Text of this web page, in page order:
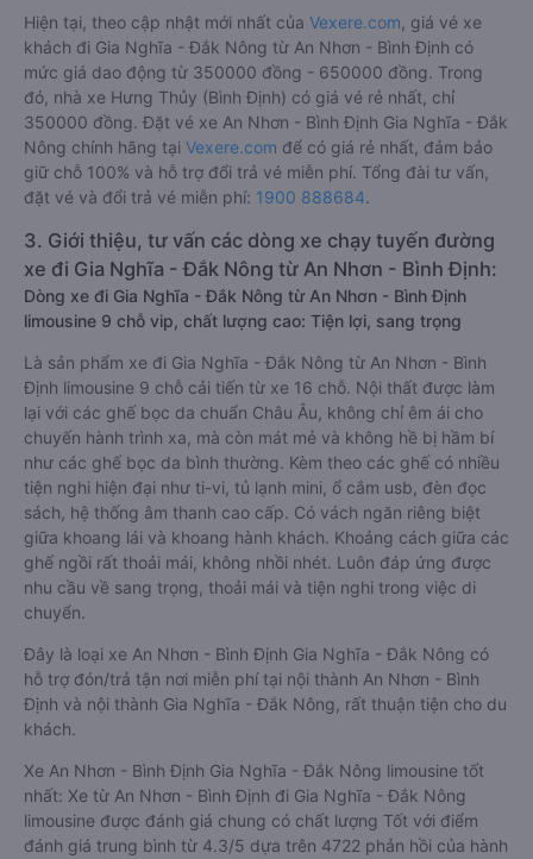
Hiện tại, theo cập nhật mới nhất của Vexere.com , giá vé xe
khách đi Gia Nghĩa - Đắk Nông từ An Nhơn - Bình Định có
mức giá dao động từ 350000 đồng - 650000 đồng. Trong
đó, nhà xe Hưng Thủy (Bình Định) có giá vé rẻ nhất, chỉ
350000 đồng. Đặt vé xe An Nhơn - Bình Định Gia Nghĩa - Đắk
Nông chính hãng tại Vexere.com để có giá rẻ nhất, đảm bảo
giữ chỗ 100% và hỗ trợ đổi trả vé miễn phí. Tổng đài tư vấn,
đặt vé và đổi trả vé miễn phí: 1900 888684.
3. Giới thiệu, tư vấn các dòng xe chạy tuyến đường
xe đi Gia Nghĩa - Đắk Nông từ An Nhơn - Bình Định:
Dòng xe đi Gia Nghĩa - Đắk Nông từ An Nhơn - Bình Định
limousine 9 chỗ vip, chất lượng cao: Tiện lợi, sang trọng
Là sản phẩm xe đi Gia Nghĩa - Đắk Nông từ An Nhơn - Bình
Định limousine 9 chỗ cải tiến từ xe 16 chỗ. Nội thất được làm
lại với các ghế bọc da chuẩn Châu Âu, không chỉ êm ái cho
chuyến hành trình xa, mà còn mát mẻ và không hề bị hầm bí
như các ghế bọc da bình thường. Kèm theo các ghế có nhiều
tiện nghi hiện đại như ti-vi, tủ lạnh mini, ổ cắm usb, đèn đọc
sách, hệ thống âm thanh cao cấp. Có vách ngăn riêng biệt
giữa khoang lái và khoang hành khách. Khoảng cách giữa các
ghế ngồi rất thoải mái, không nhồi nhét. Luôn đáp ứng được
nhu cầu về sang trọng, thoải mái và tiện nghi trong việc di
chuyển.
Đây là loại xe An Nhơn - Bình Định Gia Nghĩa - Đắk Nông có
hỗ trợ đón/trả tận nơi miễn phí tại nội thành An Nhơn - Bình
Định và nội thành Gia Nghĩa - Đắk Nông, rất thuận tiện cho du
khách.
Xe An Nhơn - Bình Định Gia Nghĩa - Đắk Nông limousine tốt
nhất: Xe từ An Nhơn - Bình Định đi Gia Nghĩa - Đắk Nông
limousine được đánh giá chung có chất lượng Tốt với điểm
đánh giá trung bình từ 4.3/5 dựa trên 4722 phản hồi của hành